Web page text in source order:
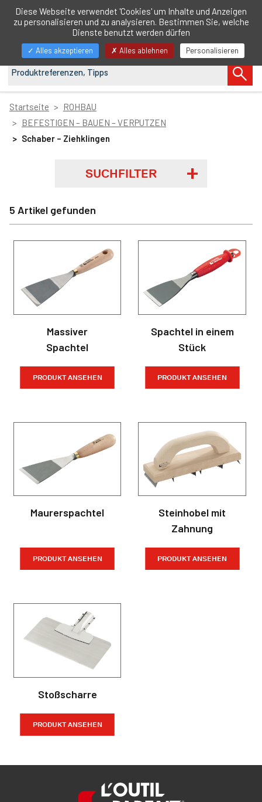
DE
anzeigen/ausblenden
Startseite
ROHBAU
BEFESTIGEN – BAUEN – VERPUTZEN
Schaber – Ziehklingen
SUCHFILTER
5 Artikel gefunden
Massiver
Spachtel
PRODUKT ANSEHEN
Spachtel in einem
Stück
PRODUKT ANSEHEN
Maurerspachtel
PRODUKT ANSEHEN
Steinhobel mit
Zahnung
PRODUKT ANSEHEN
Stoßscharre
PRODUKT ANSEHEN
Diese Webseite verwendet 'Cookies' um Inhalte und Anzeigen
zu personalisieren und zu analysieren. Bestimmen Sie, welche
Dienste benutzt werden dürfen
Alles akzeptieren Alles ablehnen Personalisieren